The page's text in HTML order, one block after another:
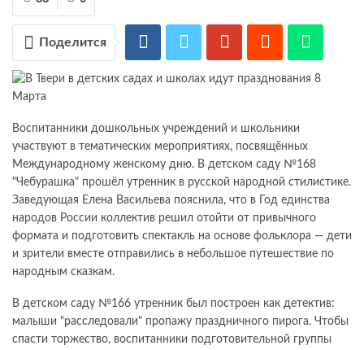
Поделится
Воспитанники дошкольных учреждений и школьники
участвуют в тематических мероприятиях, посвящённых
Международному женскому дню. В детском саду №168
"Чебурашка" прошёл утренник в русской народной стилистике.
Заведующая Елена Васильева пояснила, что в Год единства
народов России коллектив решил отойти от привычного
формата и подготовить спектакль на основе фольклора — дети
и зрители вместе отправились в небольшое путешествие по
народным сказкам.
В детском саду №166 утренник был построен как детектив:
малыши "расследовали" пропажу праздничного пирога. Чтобы
спасти торжество, воспитанники подготовительной группы